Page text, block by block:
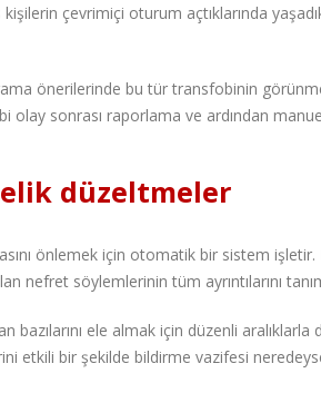
çevrimiçi oturum açtıklarında
önerilerinde bu tür transfobinin
olay sonrası raporlama ve ardından
düzeltmeler
önlemek için otomatik bir sistem
nefret söylemlerinin tüm ayrıntılarını
ele almak için düzenli aralıklarla
etkili bir şekilde bildirme vazifesi